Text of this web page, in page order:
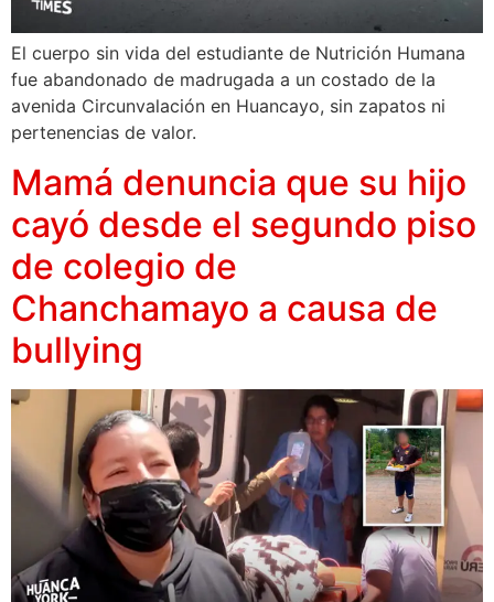
El cuerpo sin vida del estudiante de Nutrición Humana
fue abandonado de madrugada a un costado de la
avenida Circunvalación en Huancayo, sin zapatos ni
pertenencias de valor.
Mamá denuncia que su hijo
cayó desde el segundo piso
de colegio de
Chanchamayo a causa de
bullying